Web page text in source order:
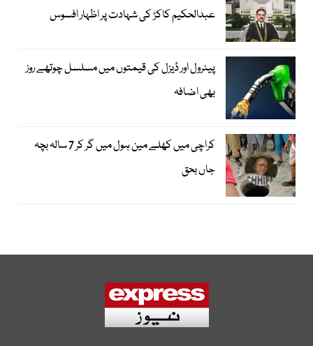
عبدالحکیم کاکڑ کی شہادت پر اظہار افسوس
پیٹرول اور ڈیزل کی قیمتوں میں مسلسل چوتھے روز
بھی اضافہ
کراچی میں کھلے مین ہول میں گر کر 7 سالہ بچہ
جاں بحق